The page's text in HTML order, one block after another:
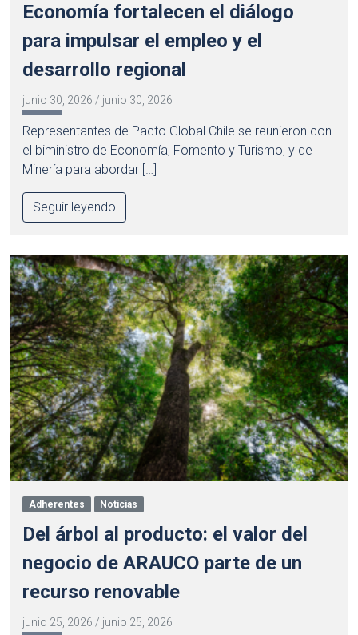
Economía fortalecen el diálogo
para impulsar el empleo y el
desarrollo regional
junio 30, 2026 / junio 30, 2026
Representantes de Pacto Global Chile se reunieron con
el biministro de Economía, Fomento y Turismo, y de
Minería para abordar […]
Seguir leyendo
Adherentes Noticias
Del árbol al producto: el valor del
negocio de ARAUCO parte de un
recurso renovable
junio 25, 2026 / junio 25, 2026